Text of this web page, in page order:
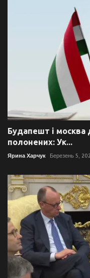
Будапешт і
полонених: Ук...
Ярина Харчук Березень 5,